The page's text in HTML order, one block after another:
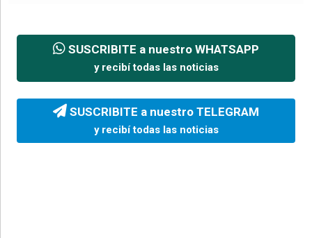
SUSCRIBITE a nuestro WHATSAPP
y recibí todas las noticias
SUSCRIBITE a nuestro TELEGRAM
y recibí todas las noticias